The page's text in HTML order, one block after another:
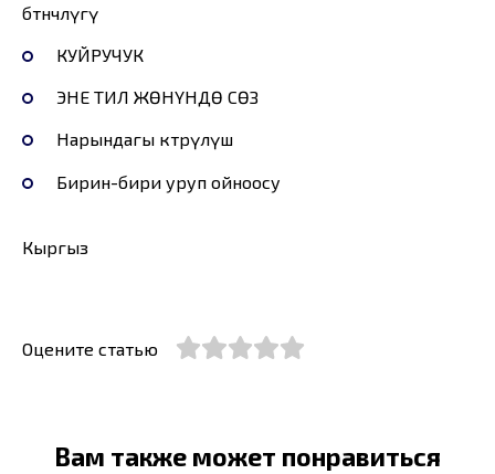
бөтөнчөлүгү
КУЙРУЧУК
ЭНЕ ТИЛ ЖӨНҮНДӨ СӨЗ
Нарындагы көтөрүлүш
Бирин-бири уруп ойноосу
Кыргыз
Оцените статью
Вам также может понравиться